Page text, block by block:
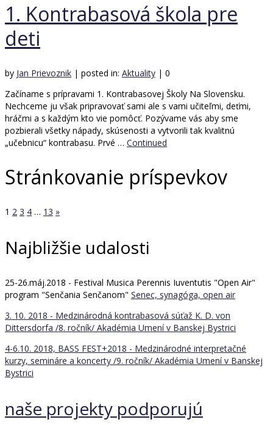
1. Kontrabasová škola pre
deti
by Jan Prievoznik | posted in: Aktuality | 0
Začíname s prípravami 1. Kontrabasovej Školy Na Slovensku.
Nechceme ju však pripravovať sami ale s vami učiteľmi, deťmi,
hráčmi a s každým kto vie pomôcť. Pozývame vás aby sme
pozbierali všetky nápady, skúsenosti a vytvorili tak kvalitnú
„učebnicu“ kontrabasu. Prvé … Continued
Stránkovanie príspevkov
1 2 3 4 … 13 »
Najbližšie udalosti
25-26.máj.2018 - Festival Musica Perennis Iuventutis "Open Air"
program "Senčania Senčanom" Senec, synagóga, open air
3. 10. 2018 - Medzinárodná kontrabasová súťaž K. D. von
Dittersdorfa /8. ročník/ Akadémia Umení v Banskej Bystrici
4-6.10. 2018, BASS FEST+2018 - Medzinárodné interpretačné
kurzy, semináre a koncerty /9. ročník/ Akadémia Umení v Banskej
Bystrici
naše projekty podporujú